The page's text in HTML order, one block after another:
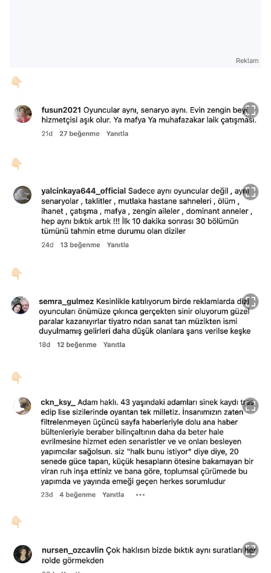
Reklam
👇🏻
👇🏻
👇🏻
👇🏻
👇🏻
Test